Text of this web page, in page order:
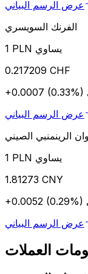
عرض الرسم البياني
الفرنك السويسري
1 PLN يساوي
0.217209 CHF
+0.0007 (0.33%)
عرض الرسم البياني
الرينمنبي الصيني
1 PLN يساوي
1.81273 CNY
+0.0052 (0.29%)
عرض الرسم البياني
العملات